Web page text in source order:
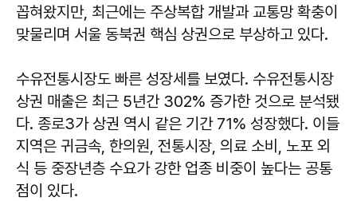
꼽혀왔지만, 최근에는 주상복합 개발과 교통망 확충이
맞물리며 서울 동북권 핵심 상권으로 부상하고 있다.
수유전통시장도 빠른 성장세를 보였다. 수유전통시장
상권 매출은 최근 5년간 302% 증가한 것으로 분석됐
다. 종로3가 상권 역시 같은 기간 71% 성장했다. 이들
지역은 귀금속, 한의원, 전통시장, 의료 소비, 노포 외
식 등 중장년층 수요가 강한 업종 비중이 높다는 공통
점이 있다.